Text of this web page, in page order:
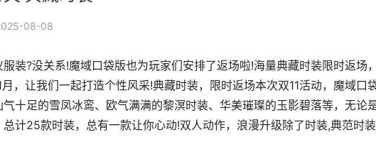
08-08
装?没关系!魔域口袋版也为玩家们安排了返场啦!海量典藏时装限时返场
，让我们一起打造个性风采!典藏时装，限时返场本次双11活动，魔域口
十足的雪凤冰鸾、欧气满满的黎溟时装、华美璀璨的玉影碧落等，无论
计25款时装，总有一款让你心动!双人动作，浪漫升级除了时装,典范时